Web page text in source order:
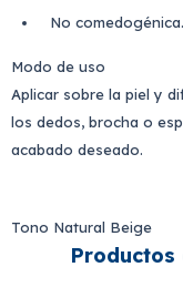
No comedogénica.
Modo de uso
Aplicar sobre la piel y
los dedos, brocha o
acabado deseado.
Tono Natural Beige
Productos